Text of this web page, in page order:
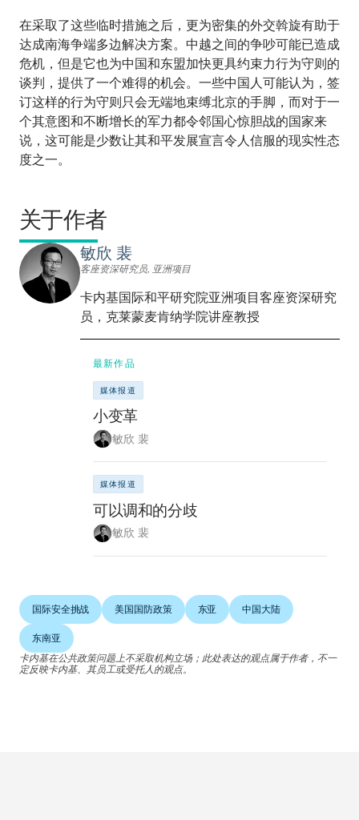
在采取了这些临时措施之后，更为密集的外交斡旋有助于
达成南海争端多边解决方案。中越之间的争吵可能已造成
危机，但是它也为中国和东盟加快更具约束力行为守则的
谈判，提供了一个难得的机会。一些中国人可能认为，签
订这样的行为守则只会无端地束缚北京的手脚，而对于一
个其意图和不断增长的军力都令邻国心惊胆战的国家来
说，这可能是少数让其和平发展宣言令人信服的现实性态
度之一。
关于作者
敏欣 裴
客座资深研究员, 亚洲项目
卡内基国际和平研究院亚洲项目客座资深研究
员，克莱蒙麦肯纳学院讲座教授
最新作品
媒体报道
小变革
敏欣 裴
媒体报道
可以调和的分歧
敏欣 裴
国际安全挑战 美国国防政策 东亚 中国大陆
东南亚
卡内基在公共政策问题上不采取机构立场；此处表达的观点属于作者，不一
定反映卡内基、其员工或受托人的观点。